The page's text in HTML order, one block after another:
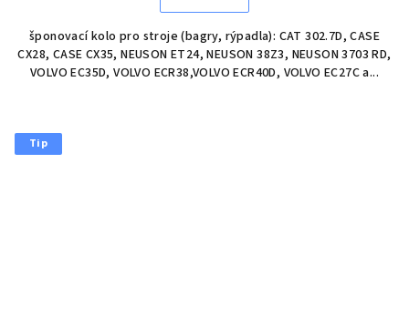
šponovací kolo pro stroje (bagry, rýpadla): CAT 302.7D, CASE
CX28, CASE CX35, NEUSON ET24, NEUSON 38Z3, NEUSON 3703 RD,
VOLVO EC35D, VOLVO ECR38,VOLVO ECR40D, VOLVO EC27C a...
Tip